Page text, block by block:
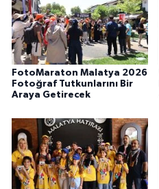
FotoMaraton Malatya 2026
Fotoğraf Tutkunlarını Bir
Araya Getirecek